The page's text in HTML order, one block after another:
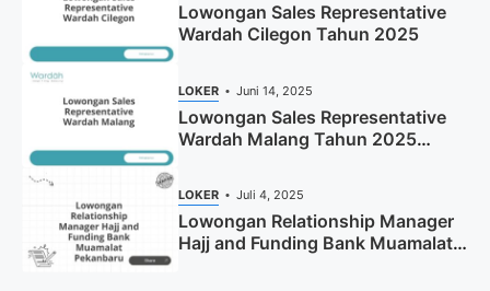
Lowongan Sales Representative
Wardah Cilegon Tahun 2025
LOKER Juni 14, 2025
Lowongan Sales Representative
Wardah Malang Tahun 2025
LOKER Juli 4, 2025
Lowongan Relationship Manager
Hajj and Funding Bank Muamalat